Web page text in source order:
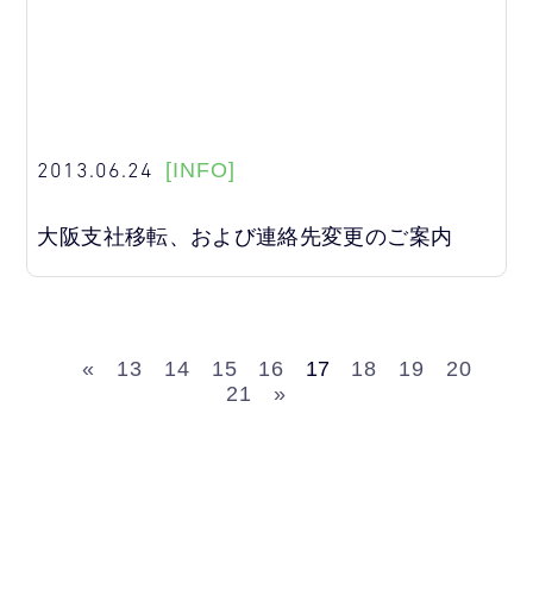
2013.06.24 [INFO]
大阪支社移転、および連絡先変更のご案内
« 13 14 15 16 17 18 19
20
21
»